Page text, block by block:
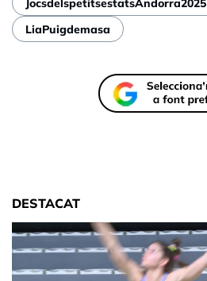
JocsdelspetitsestatsAndorra2025
LiaPuigdemasa
DESTACAT